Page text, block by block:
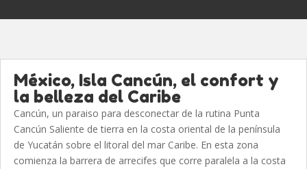
México, Isla Cancún, el confort y
la belleza del Caribe
Cancún, un paraiso para desconectar de la rutina Punta
Cancún Saliente de tierra en la costa oriental de la península
de Yucatán sobre el litoral del mar Caribe. En esta zona
comienza la barrera de arrecifes que corre paralela a la costa